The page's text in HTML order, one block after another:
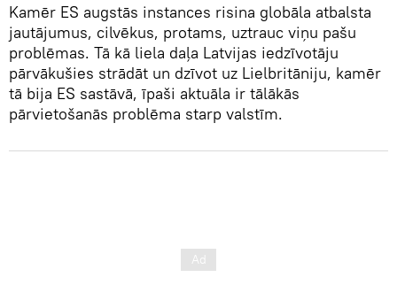
Kamēr ES augstās instances risina globāla atbalsta
jautājumus, cilvēkus, protams, uztrauc viņu pašu
problēmas. Tā kā liela daļa Latvijas iedzīvotāju
pārvākušies strādāt un dzīvot uz Lielbritāniju, kamēr
tā bija ES sastāvā, īpaši aktuāla ir tālākās
pārvietošanās problēma starp valstīm.